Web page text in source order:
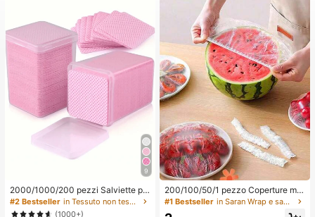
9
2000/1000/200 pezzi Salviette pe
r la pulizia delle unghie - Tamponi p
rofessionali senza pelucchi per rim
#2 Bestseller
in Tessuto non tessuto Strumenti per la rimozione
(1000+)
200/100/50/1 pezzo Coperture mo
nouso in pellicola trasparente per al
imenti, Coperture per doccia, Sacc
#1 Bestseller in Saran Wrap e sacchetti di plastica